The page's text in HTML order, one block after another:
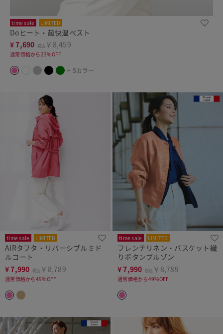
time sale LIMITED
Doヒート・超快温ベスト
¥7,690 税込 ￥8,459
通常価格から23%OFF
+ 5カラー
time sale LIMITED
AIRタフタ・リバーシブルミド
ルコート
¥7,990 税込 ￥8,789
通常価格から49%OFF
time sale LIMITED
フレンチリネン・バスケット織
りボタンブルゾン
¥7,990 税込 ￥8,789
通常価格から49%OFF